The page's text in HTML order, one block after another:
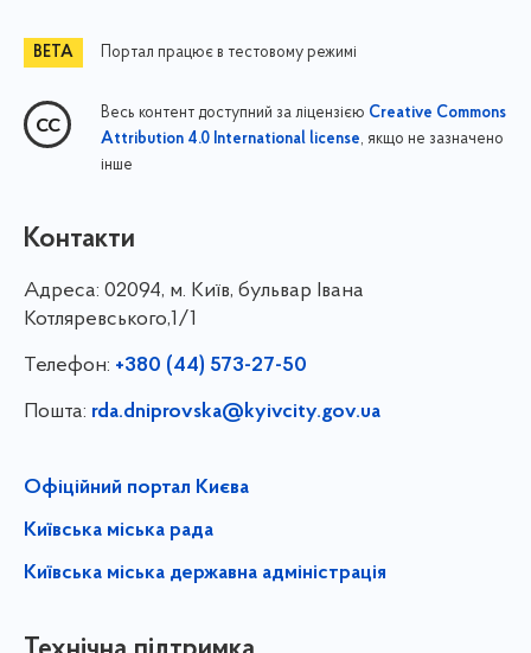
Портал працює в тестовому режимі
Весь контент доступний за ліцензією Creative Commons
Attribution 4.0 International license, якщо не зазначено
інше
Контакти
Адреса: 02094, м. Київ, бульвар Івана
Котляревського,1/1
Телефон: +380 (44) 573-27-50
Пошта: rda.dniprovska@kyivcity.gov.ua
Офіційний портал Києва
Київська міська рада
Київська міська державна адміністрація